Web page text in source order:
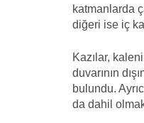
katmanlarda
diğeri ise iç
Kazılar,
duvarının
bulundu.
da dahil